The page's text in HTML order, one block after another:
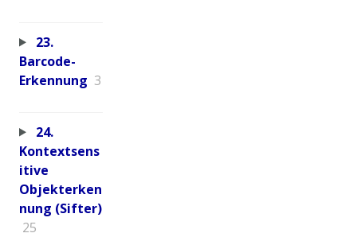
23.
Barcode-
Erkennung 3
24.
Kontextsens
itive
Objekterken
nung (Sifter)
25